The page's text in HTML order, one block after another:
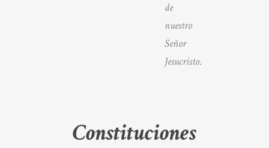
de
nuestro
Señor
Jesucristo.
Constituciones